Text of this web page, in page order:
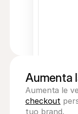
Aumenta
checkout
tuo brand.